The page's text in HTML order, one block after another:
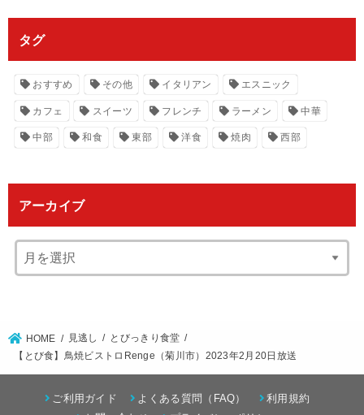
タグ
おすすめ その他 イタリアン エスニック
カフェ スイーツ フレンチ ラーメン 中華
中部 和食 東部 洋食 焼肉 西部
アーカイブ
HOME 見逃し
とびっきり食堂
【とび食】鳥焼ビストロRenge（菊川市）2023年2月20日放送
ご利用ガイド よくある質問（FAQ）
利用規約